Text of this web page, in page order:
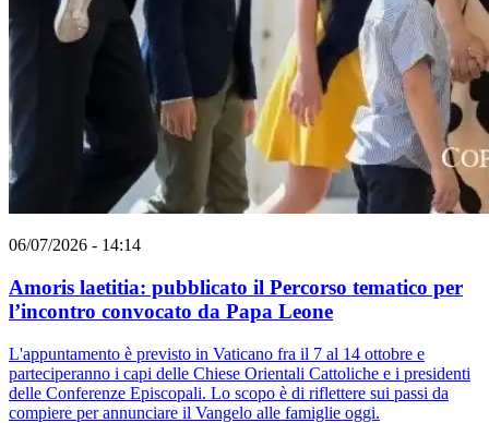
06/07/2026 - 14:14
Amoris laetitia: pubblicato il Percorso tematico per
l’incontro convocato da Papa Leone
L'appuntamento è previsto in Vaticano fra il 7 al 14 ottobre e
parteciperanno i capi delle Chiese Orientali Cattoliche e i presidenti
delle Conferenze Episcopali. Lo scopo è di riflettere sui passi da
compiere per annunciare il Vangelo alle famiglie oggi.